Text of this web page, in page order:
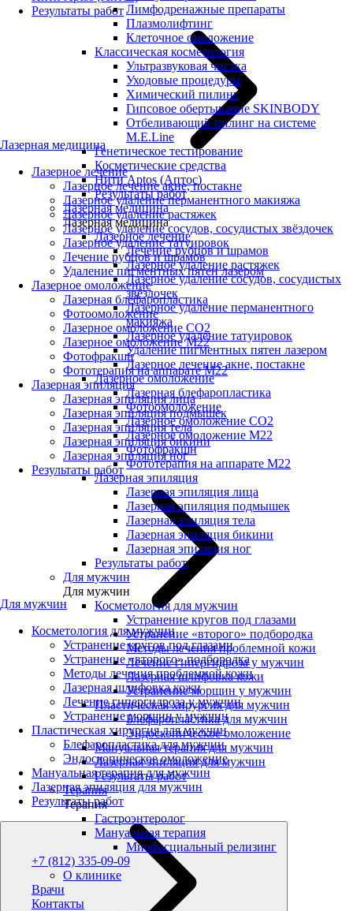
Результаты работ
Лазерная медицина
Лазерное лечение
Лазерное лечение акне, постакне
Лазерное удаление перманентного макияжа
Лазерное удаление растяжек
Лазерное удаление сосудов, сосудистых звёздочек
Лазерное удаление татуировок
Лечение рубцов и шрамов
Удаление пигментных пятен лазером
Лазерное омоложение
Лазерная блефаропластика
Фотоомоложение
Лазерное омоложение CO2
Лазерное омоложение M22
Фотофракшн
Фототерапия на аппарате М22
Лазерная эпиляция
Лазерная эпиляция лица
Лазерная эпиляция подмышек
Лазерная эпиляция тела
Лазерная эпиляция бикини
Лазерная эпиляция ног
Результаты работ
Для мужчин
Косметология для мужчин
Устранение кругов под глазами
Устранение «второго» подбородка
Методы лечения проблемной кожи
Лазерная шлифовка кожи
Лечение гипергидроза у мужчин
Устранение морщин у мужчин
Пластическая хирургия для мужчин
Блефаропластика для мужчин
Эндоскопическое омоложение
Мануальная терапия для мужчин
Лазерная эпиляция для мужчин
Результаты работ
Лимфодренажные препараты
Плазмолифтинг
Клеточное омоложение
Классическая косметология
Ультразвуковая чистка
Уходовые процедуры
Химический пилинг
Гипсовое обертывание SKINBODY
Отбеливающий пилинг на системе
M.E.Line
Генетическое тестирование
Косметические средства
Нити Aptos (Аптос)
Результаты работ
Лазерная медицина
Лазерная медицина
Лазерное лечение
Лечение рубцов и шрамов
Лазерное удаление растяжек
Лазерное удаление сосудов, сосудистых
звёздочек
Лазерное удаление перманентного
макияжа
Лазерное удаление татуировок
Удаление пигментных пятен лазером
Лазерное лечение акне, постакне
Лазерное омоложение
Лазерная блефаропластика
Фотоомоложение
Лазерное омоложение CO2
Лазерное омоложение M22
Фотофракшн
Фототерапия на аппарате М22
Лазерная эпиляция
Лазерная эпиляция лица
Лазерная эпиляция подмышек
Лазерная эпиляция тела
Лазерная эпиляция бикини
Лазерная эпиляция ног
Результаты работ
Для мужчин
Для мужчин
Косметология для мужчин
Устранение кругов под глазами
Устранение «второго» подбородка
Методы лечения проблемной кожи
Лечение гипергидроза у мужчин
Лазерная шлифовка кожи
Устранение морщин у мужчин
Пластическая хирургия для мужчин
Блефаропластика для мужчин
Эндоскопическое омоложение
Мануальная терапия для мужчин
Лазерная эпиляция для мужчин
Результаты работ
Терапия
Терапия
Гастроэнтеролог
Мануальная терапия
Миофасциальный релизинг
+7 (812) 335-09-09
О клинике
Врачи
Контакты